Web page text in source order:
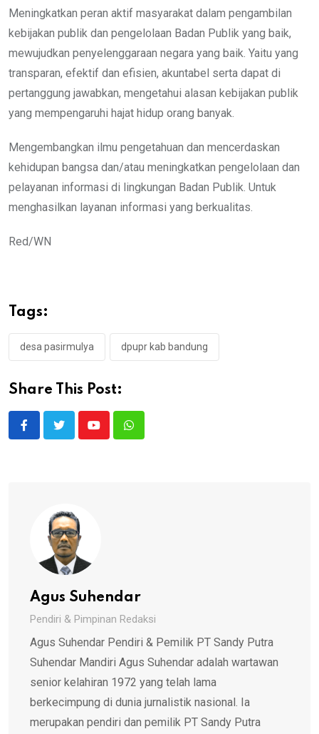
Meningkatkan peran aktif masyarakat dalam pengambilan
kebijakan publik dan pengelolaan Badan Publik yang baik,
mewujudkan penyelenggaraan negara yang baik. Yaitu yang
transparan, efektif dan efisien, akuntabel serta dapat di
pertanggung jawabkan, mengetahui alasan kebijakan publik
yang mempengaruhi hajat hidup orang banyak.
Mengembangkan ilmu pengetahuan dan mencerdaskan
kehidupan bangsa dan/atau meningkatkan pengelolaan dan
pelayanan informasi di lingkungan Badan Publik. Untuk
menghasilkan layanan informasi yang berkualitas.
Red/WN
Tags:
desa pasirmulya dpupr kab bandung
Share This Post:
YoutubeWhatsapp
Agus Suhendar
Pendiri & Pimpinan Redaksi
Agus Suhendar Pendiri & Pemilik PT Sandy Putra
Suhendar Mandiri Agus Suhendar adalah wartawan
senior kelahiran 1972 yang telah lama
berkecimpung di dunia jurnalistik nasional. Ia
merupakan pendiri dan pemilik PT Sandy Putra